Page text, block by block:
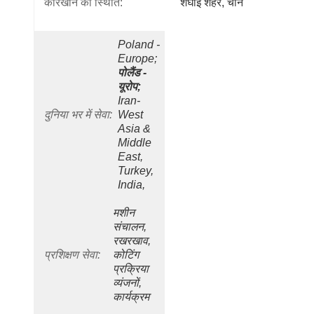
कारखाने की स्थिति: शंघाई शहर, चीन
दुनिया भर में सेवा:
Poland -
Europe;
पोलैंड -
यूरोप;
Iran-
West
Asia &
Middle
East,
Turkey,
India,
प्रशिक्षण सेवा:
मशीन
संचालन,
रखरखाव,
कोटिंग
प्रक्रिया
व्यंजनों,
कार्यक्रम